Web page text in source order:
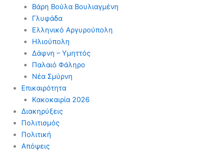
Βάρη Βούλα Βουλιαγμένη
Γλυφάδα
Ελληνικό Αργυρούπολη
Ηλιούπολη
Δάφνη – Υμηττός
Παλαιό Φάληρο
Νέα Σμύρνη
Επικαιρότητα
Κακοκαιρία 2026
Διακηρύξεις
Πολιτισμός
Πολιτική
Απόψεις